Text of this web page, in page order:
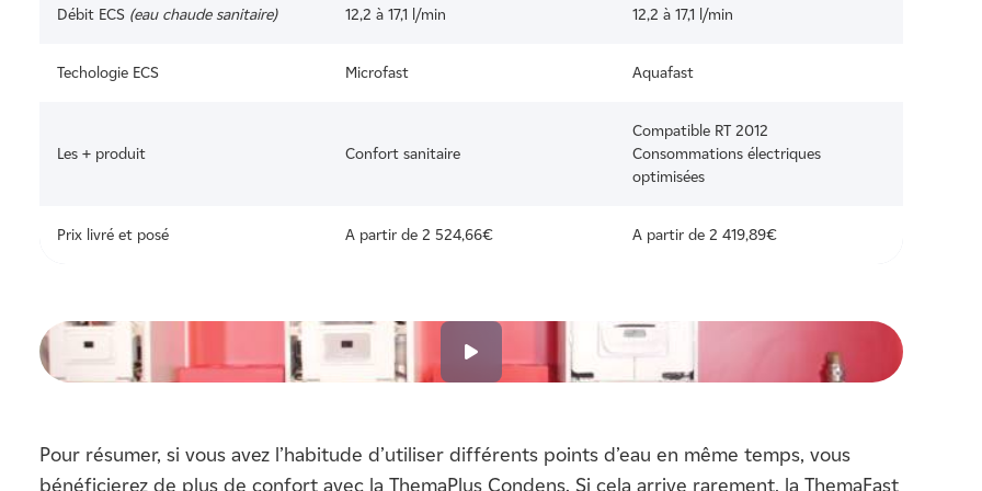
Débit ECS (eau chaude sanitaire) 12,2 à 17,1 l/min 12,2 à 17,1 l/min
Techologie ECS Microfast Aquafast
Les + produit Confort sanitaire
Compatible RT 2012
Consommations électriques
optimisées
Prix livré et posé A partir de 2 524,66€ A partir de 2 419,89€
Pour résumer, si vous avez l’habitude d’utiliser différents points d’eau en même temps, vous
bénéficierez de plus de confort avec la ThemaPlus Condens. Si cela arrive rarement, la ThemaFast